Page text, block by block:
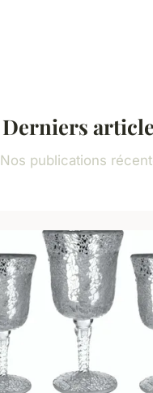
Derniers
Nos publications